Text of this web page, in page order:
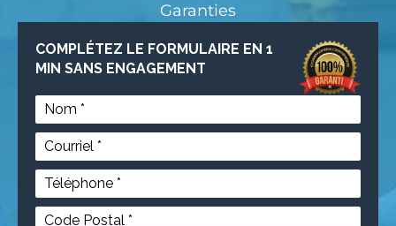
Garanties
COMPLÉTEZ LE FORMULAIRE EN 1
MIN SANS ENGAGEMENT